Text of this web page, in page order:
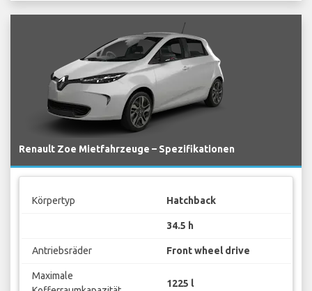
Renault Zoe Mietfahrzeuge – Spezifikationen
Körpertyp Hatchback
34.5 h
Antriebsräder Front wheel drive
Maximale
1225 l